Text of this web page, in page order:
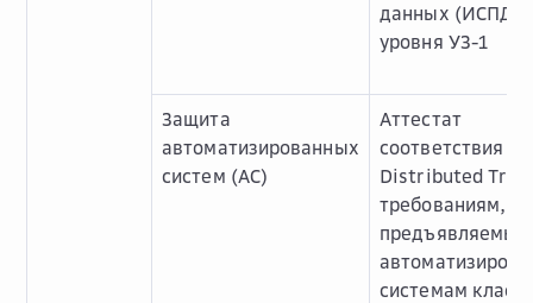
данных (ИСПДн)
уровня УЗ-1
Защита
автоматизированных
систем (АС)
Аттестат
соответствия
Distributed
требованиям,
системам